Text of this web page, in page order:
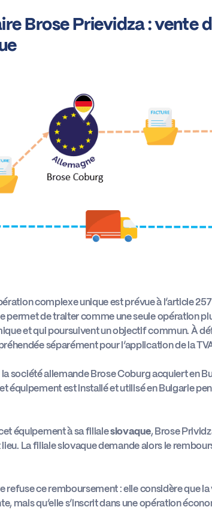
Brose Prievidza : vente
complexe unique est prévue à l’article
permet de traiter comme une seule opération
et qui poursuivent un objectif commun. À
séparément pour l’application de la
société allemande Brose Coburg acquiert en
est installé et utilisé en Bulgarie
équipement à sa filialeslovaque, Brose
lieu. La filiale slovaque demande alors le
refuse ce remboursement : elle considère que
mais qu’elle s’inscrit dans une opération